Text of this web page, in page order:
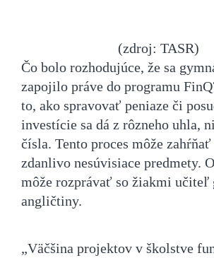
(zdroj: TASR)
Čo bolo rozhodujúce, že sa
zapojilo práve do programu
to, ako spravovať peniaze či
investície sa dá z rôzneho uhla,
čísla. Tento proces môže
zdanlivo nesúvisiace predmety.
môže rozprávať so žiakmi učiteľ
angličtiny.
„Väčšina projektov v školstve